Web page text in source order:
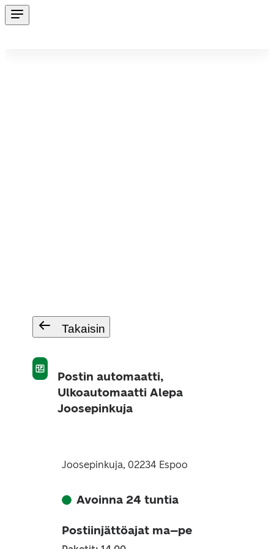
Takaisin
Postin automaatti,
Ulkoautomaatti Alepa
Joosepinkuja
Joosepinkuja, 02234 Espoo
Avoinna 24 tuntia
Postiinjättöajat ma–pe